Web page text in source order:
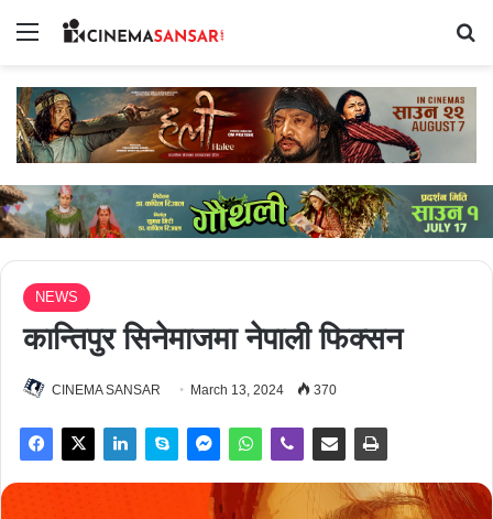
Menu
NEWS
कान्तिपुर सिनेमाजमा नेपाली फिक्सन
CINEMA SANSAR March 13, 2024 370